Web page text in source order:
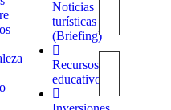
Noticias
turísticas
(Briefing)
Recursos
educativos